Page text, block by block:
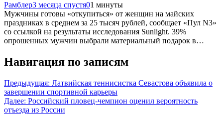
Рамблер3 месяца спустя01 минуты
Мужчины готовы «откупиться» от женщин на майских
праздниках в среднем за 25 тысяч рублей, сообщает «Пул N3»
со ссылкой на результаты исследования Sunlight. 39%
опрошенных мужчин выбрали материальный подарок в…
Навигация по записям
Предыдущая: Латвийская теннисистка Севастова объявила о
завершении спортивной карьеры
Далее: Российский пловец-чемпион оценил вероятность
отъезда из России